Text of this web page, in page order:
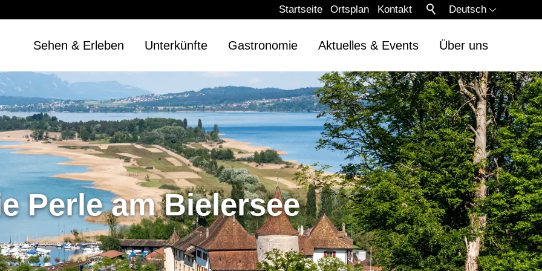
Deutsch
Startseite Ortsplan Kontakt
Sehen & Erleben Unterkünfte Gastronomie Aktuelles & Events Über uns
Perle am Bielersee